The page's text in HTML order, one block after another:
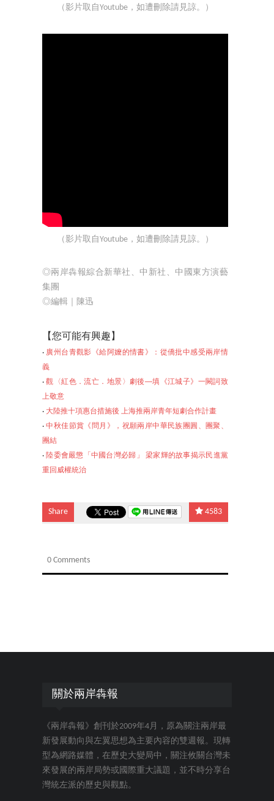
（影片取自Youtube，如遭刪除請見諒。）
（影片取自Youtube，如遭刪除請見諒。）
◎兩岸犇報綜合新華社、中新社、中國東方演藝
集團
◎編輯｜陳迅
【您可能有興趣】
‧ 廣州台青觀影《給阿嬤的情書》：從僑批中感受兩岸情
義
‧觀〈紅色．流亡．地景〉劇後──填《江城子》一闕詞致
上敬意
‧ 大陸推十項惠台措施後 上海推兩岸青年短劇合作計畫
‧中秋佳節賞《問月》，祝願兩岸中華民族團圓、團聚、
團結
‧ 陸委會嚴懲「中國台灣必歸」 梁家輝的故事揭示民進黨
重回威權統治
Share 4583
0 Comments
關於兩岸犇報
《兩岸犇報》創刊於2009年4月，原為關注兩岸最
新發展動向與左翼思想為主要內容的雙週報。現轉
型為網路媒體，在歷史大變局中，關注攸關台灣未
來發展的兩岸局勢或國際重大議題，並不時分享台
灣統左派的歷史與觀點。